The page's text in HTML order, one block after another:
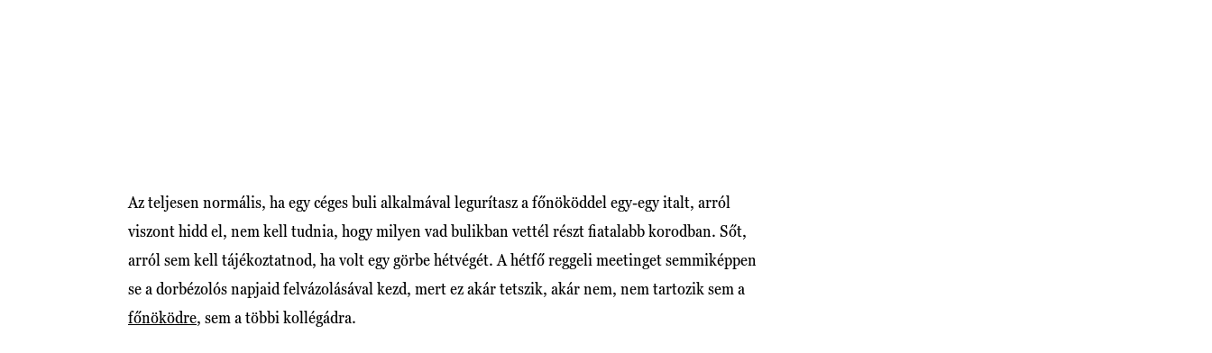
Az teljesen normális, ha egy céges buli alkalmával legurítasz a főnököddel egy-egy italt, arról
viszont hidd el, nem kell tudnia, hogy milyen vad bulikban vettél részt fiatalabb korodban. Sőt,
arról sem kell tájékoztatnod, ha volt egy görbe hétvégét. A hétfő reggeli meetinget semmiképpen
se a dorbézolós napjaid felvázolásával kezd, mert ez akár tetszik, akár nem, nem tartozik sem a
főnöködre, sem a többi kollégádra.